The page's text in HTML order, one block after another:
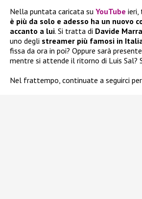
Nella puntata caricata su YouTube
è più da solo e adesso ha un nuovo
accanto a lui. Si tratta di Davide Marra
uno degli streamer più famosi in
fissa da ora in poi? Oppure sarà
mentre si attende il ritorno di Luis Sal?
Nel frattempo, continuate a seguirci